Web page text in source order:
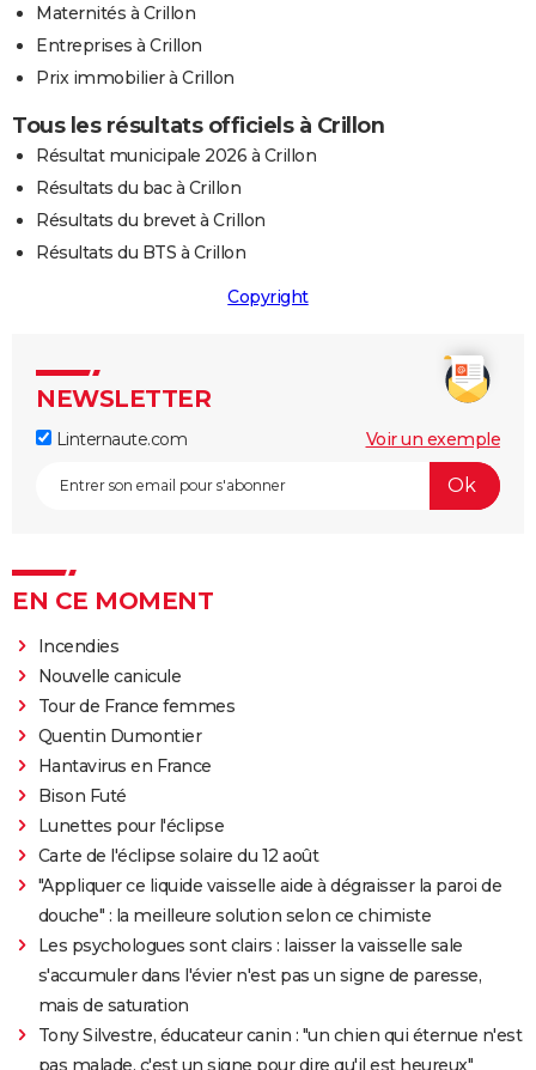
Maternités à Crillon
Entreprises à Crillon
Prix immobilier à Crillon
Tous les résultats officiels à Crillon
Résultat municipale 2026 à Crillon
Résultats du bac à Crillon
Résultats du brevet à Crillon
Résultats du BTS à Crillon
Copyright
NEWSLETTER
Linternaute.com Voir un exemple
EN CE MOMENT
Incendies
Nouvelle canicule
Tour de France femmes
Quentin Dumontier
Hantavirus en France
Bison Futé
Lunettes pour l'éclipse
Carte de l'éclipse solaire du 12 août
"Appliquer ce liquide vaisselle aide à dégraisser la paroi de
douche" : la meilleure solution selon ce chimiste
Les psychologues sont clairs : laisser la vaisselle sale
s'accumuler dans l'évier n'est pas un signe de paresse,
mais de saturation
Tony Silvestre, éducateur canin : "un chien qui éternue n'est
pas malade, c'est un signe pour dire qu'il est heureux"